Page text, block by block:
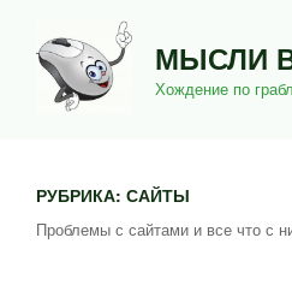
содержимому
МЫСЛИ
Хождение по
РУБРИКА: САЙТЫ
Проблемы с сайтами и все что с